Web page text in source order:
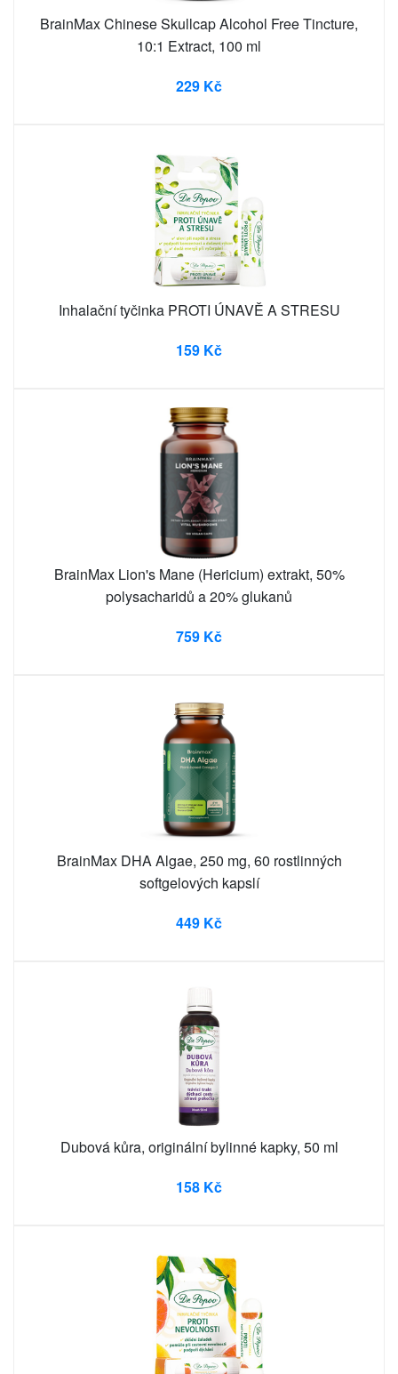
BrainMax Chinese Skullcap Alcohol Free Tincture,
10:1 Extract, 100 ml
229 Kč
Inhalační tyčinka PROTI ÚNAVĚ A STRESU
159 Kč
BrainMax Lion's Mane (Hericium) extrakt, 50%
polysacharidů a 20% glukanů
759 Kč
BrainMax DHA Algae, 250 mg, 60 rostlinných
softgelových kapslí
449 Kč
Dubová kůra, originální bylinné kapky, 50 ml
158 Kč